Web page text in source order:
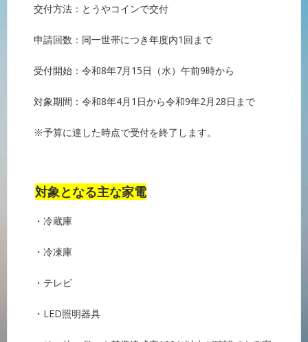
交付方法：とうやコインで交付
申請回数：同一世帯につき年度内1回まで
受付開始：令和8年7月15日（水）午前9時から
対象期間：令和8年4月1日から令和9年2月28日まで
※予算に達した時点で受付を終了します。
対象となる主な家電
・冷蔵庫
・冷凍庫
・テレビ
・LED照明器具